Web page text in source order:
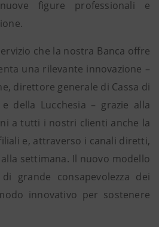
figure professionali e
che la nostra Banca offre
una rilevante innovazione –
direttore generale di Cassa di
della Lucchesia – grazie alla
a tutti i nostri clienti anche la
e, attraverso i canali diretti,
settimana. Il nuovo modello
grande consapevolezza dei
innovativo per sostenere